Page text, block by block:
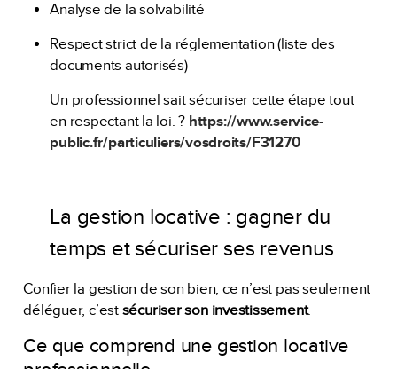
Analyse de la solvabilité
Respect strict de la réglementation (liste des
documents autorisés)
Un professionnel sait sécuriser cette étape tout
en respectant la loi. ? https://www.service-
public.fr/particuliers/vosdroits/F31270
La gestion locative : gagner du
temps et sécuriser ses revenus
Confier la gestion de son bien, ce n’est pas seulement
déléguer, c’est sécuriser son investissement.
Ce que comprend une gestion locative